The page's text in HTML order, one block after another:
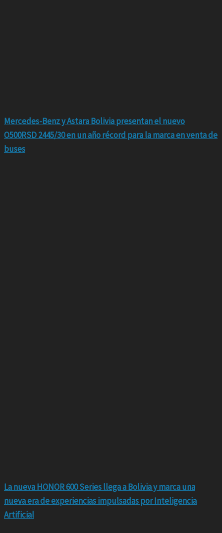
Mercedes-Benz y Astara Bolivia presentan el nuevo
O500RSD 2445/30 en un año récord para la marca en venta de
buses
La nueva HONOR 600 Series llega a Bolivia y marca una
nueva era de experiencias impulsadas por Inteligencia
Artificial